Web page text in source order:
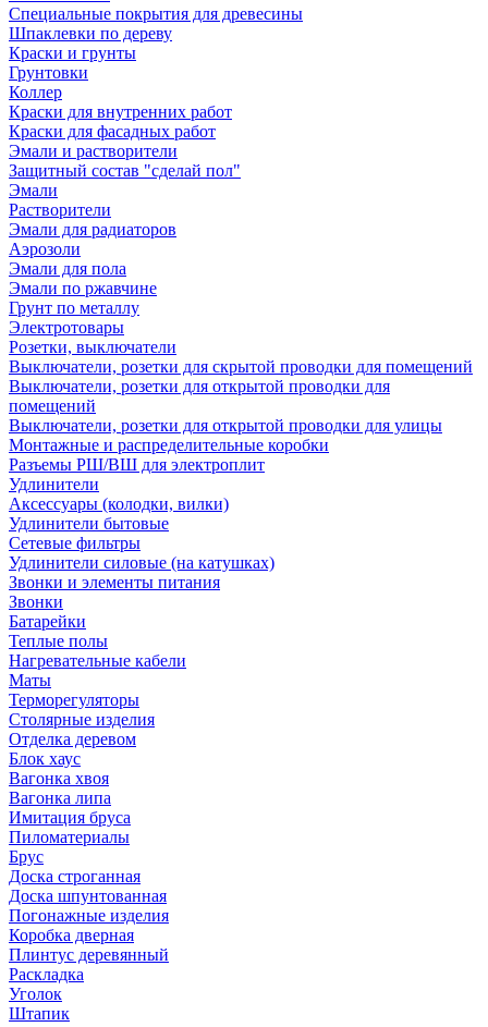
Специальные покрытия для древесины
Шпаклевки по дереву
Краски и грунты
Грунтовки
Коллер
Краски для внутренних работ
Краски для фасадных работ
Эмали и растворители
Защитный состав "сделай пол"
Эмали
Растворители
Эмали для радиаторов
Аэрозоли
Эмали для пола
Эмали по ржавчине
Грунт по металлу
Электротовары
Розетки, выключатели
Выключатели, розетки для скрытой проводки для помещений
Выключатели, розетки для открытой проводки для
помещений
Выключатели, розетки для открытой проводки для улицы
Монтажные и распределительные коробки
Разъемы РШ/ВШ для электроплит
Удлинители
Аксессуары (колодки, вилки)
Удлинители бытовые
Сетевые фильтры
Удлинители силовые (на катушках)
Звонки и элементы питания
Звонки
Батарейки
Теплые полы
Нагревательные кабели
Маты
Терморегуляторы
Столярные изделия
Отделка деревом
Блок хаус
Вагонка хвоя
Вагонка липа
Имитация бруса
Пиломатериалы
Брус
Доска строганная
Доска шпунтованная
Погонажные изделия
Коробка дверная
Плинтус деревянный
Раскладка
Уголок
Штапик